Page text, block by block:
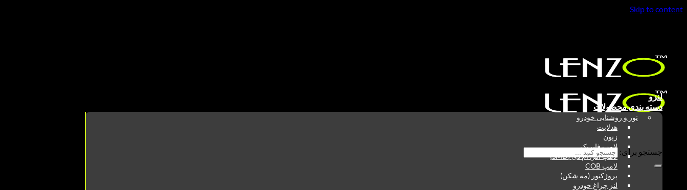
Skip to content
جستجو برای:
لنزو
دسته بندی محصولات
نور و روشنایی خودرو
هدلایت
زنون
لامپ فابریک
لامپ اس ام دی (SMD)
لامپ COB
پروژکتور (مه شکن)
لنز چراغ خودرو